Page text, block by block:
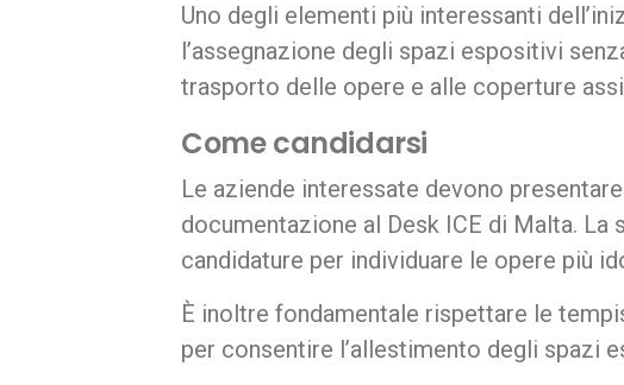
Uno degli elementi più interessanti
l’assegnazione degli spazi espositivi
trasporto delle opere e alle coperture
Come candidarsi
Le aziende interessate devono
documentazione al Desk ICE di Malta.
candidature per individuare le opere più
È inoltre fondamentale rispettare le
per consentire l’allestimento degli spazi